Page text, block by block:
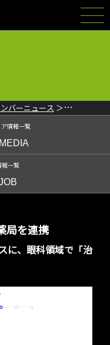
バーニュース
診療の分断を解消へ
ア情報一覧
MEDIA
報一覧
局を連携
に、眼科領域で「治